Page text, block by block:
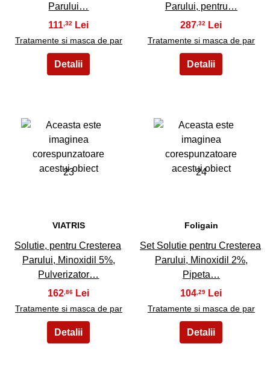
Parului…
111,32
Tratamente si masca de par
Parului, pentru…
287,32
Tratamente si masca de par
23
VIATRIS
Solutie, pentru Cresterea
Parului, Minoxidil 5%,
Pulverizator…
162 ,86
Tratamente si masca de par
24
Foligain
Set Solutie pentru Cresterea
Parului, Minoxidil 2%,
Pipeta…
104 ,29
Tratamente si masca de par